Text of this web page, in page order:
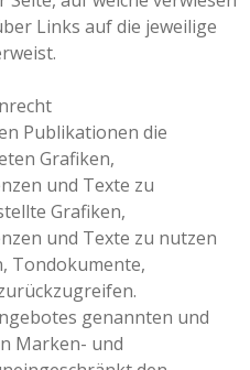
Links auf die jeweilige
Publikationen die
Grafiken,
und Texte zu
Grafiken,
und Texte zu nutzen
Tondokumente,
genannten und
Marken- und